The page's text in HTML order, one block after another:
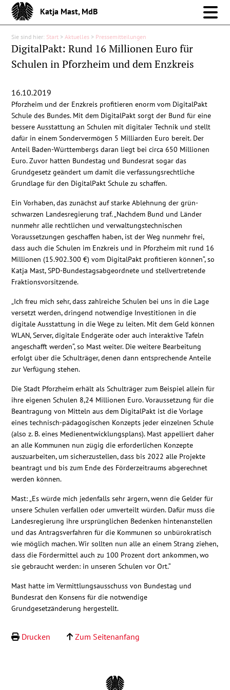
Katja Mast, MdB
Meine Arbeit im Bund
Meine Arbeit vor Ort
Über mich
Aktuelles
Reden
Debattenbeiträge
Kontakt
Sie sind hier: Start > Aktuelles > Pressemitteilungen
DigitalPakt: Rund 16 Millionen Euro für
Schulen in Pforzheim und dem Enzkreis
16.10.2019
Pforzheim und der Enzkreis profitieren enorm vom DigitalPakt
Schule des Bundes. Mit dem DigitalPakt sorgt der Bund für eine
bessere Ausstattung an Schulen mit digitaler Technik und stellt
dafür in einem Sondervermögen 5 Milliarden Euro bereit. Der
Anteil Baden-Württembergs daran liegt bei circa 650 Millionen
Euro. Zuvor hatten Bundestag und Bundesrat sogar das
Grundgesetz geändert um damit die verfassungsrechtliche
Grundlage für den DigitalPakt Schule zu schaffen.
Ein Vorhaben, das zunächst auf starke Ablehnung der grün-
schwarzen Landesregierung traf. „Nachdem Bund und Länder
nunmehr alle rechtlichen und verwaltungstechnischen
Voraussetzungen geschaffen haben, ist der Weg nunmehr frei,
dass auch die Schulen im Enzkreis und in Pforzheim mit rund 16
Millionen (15.902.300 €) vom DigitalPakt profitieren können“, so
Katja Mast, SPD-Bundestagsabgeordnete und stellvertretende
Fraktionsvorsitzende.
„Ich freu mich sehr, dass zahlreiche Schulen bei uns in die Lage
versetzt werden, dringend notwendige Investitionen in die
digitale Ausstattung in die Wege zu leiten. Mit dem Geld können
WLAN, Server, digitale Endgeräte oder auch interaktive Tafeln
angeschafft werden“, so Mast weiter. Die weitere Bearbeitung
erfolgt über die Schulträger, denen dann entsprechende Anteile
zur Verfügung stehen.
Die Stadt Pforzheim erhält als Schulträger zum Beispiel allein für
ihre eigenen Schulen 8,24 Millionen Euro. Voraussetzung für die
Beantragung von Mitteln aus dem DigitalPakt ist die Vorlage
eines technisch-pädagogischen Konzepts jeder einzelnen Schule
(also z. B. eines Medienentwicklungsplans). Mast appelliert daher
an alle Kommunen nun zügig die erforderlichen Konzepte
auszuarbeiten, um sicherzustellen, dass bis 2022 alle Projekte
beantragt und bis zum Ende des Förderzeitraums abgerechnet
werden können.
Mast: „Es würde mich jedenfalls sehr ärgern, wenn die Gelder für
unsere Schulen verfallen oder umverteilt würden. Dafür muss die
Landesregierung ihre ursprünglichen Bedenken hintenanstellen
und das Antragsverfahren für die Kommunen so unbürokratisch
wie möglich machen. Wir sollten nun alle an einem Strang ziehen,
dass die Fördermittel auch zu 100 Prozent dort ankommen, wo
sie gebraucht werden: in unseren Schulen vor Ort.“
Mast hatte im Vermittlungsausschuss von Bundestag und
Bundesrat den Konsens für die notwendige
Grundgesetzänderung hergestellt.
Drucken Zum Seitenanfang